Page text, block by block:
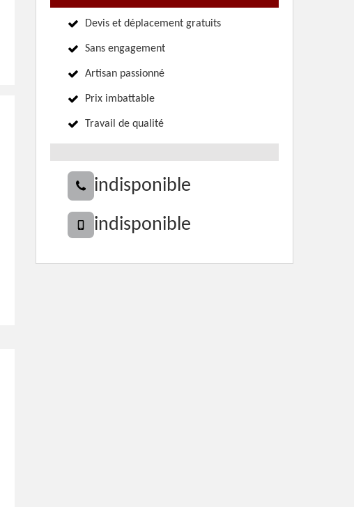
Devis et déplacement gratuits
Sans engagement
Artisan passionné
Prix imbattable
Travail de qualité
indisponible
indisponible